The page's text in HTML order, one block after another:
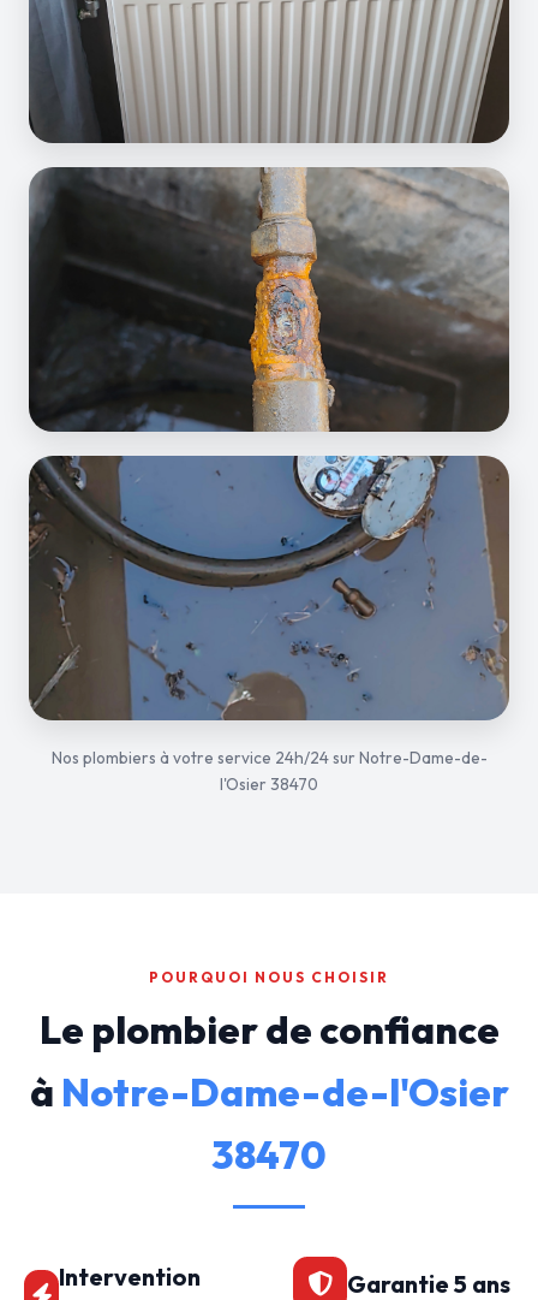
Nos plombiers à votre service 24h/24 sur Notre-Dame-de-
l'Osier 38470
POURQUOI NOUS CHOISIR
Le plombier de confiance
à Notre-Dame-de-l'Osier
38470
Intervention
Garantie 5 ans